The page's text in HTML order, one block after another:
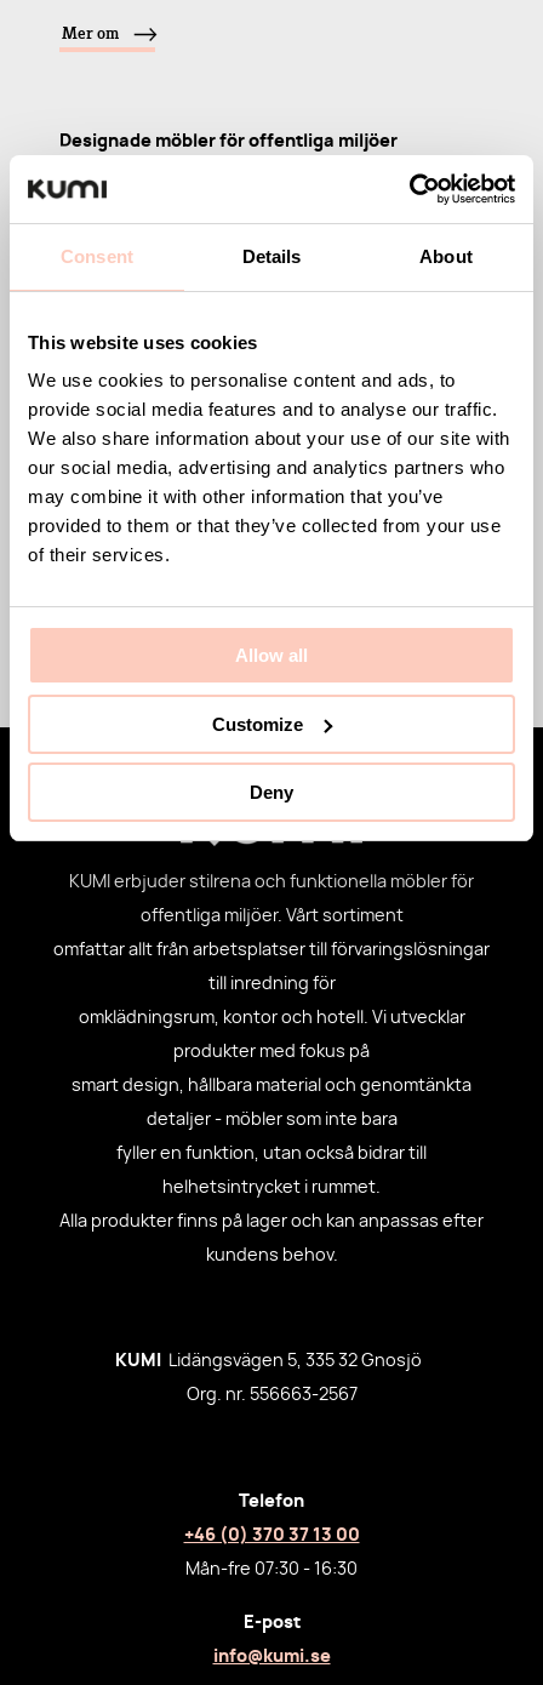
Consent Details About
This website uses cookies
We use cookies to personalise content and ads, to
provide social media features and to analyse our traffic.
We also share information about your use of our site with
our social media, advertising and analytics partners who
may combine it with other information that you’ve
provided to them or that they’ve collected from your use
of their services.
Allow all
Customize
Deny
Mer om
Designade möbler för offentliga miljöer
Kumi erbjuder stilrena och funktionella möbler för
kontor, hotell, restauranger, sporthallar och andra
har även serien Plain med stilrena sko- och
hatthyllor samt serien Straw som innehåller
designade pallar.
Med fokus på smart design, hållbara material och
genomtänkta detaljer skapar vi möbler som inte
bara är funktionella utan också en del av
inredningen.
KUMI erbjuder stilrena och funktionella möbler för
offentliga miljöer. Vårt sortiment
omfattar allt från arbetsplatser till förvaringslösningar
till inredning för
omklädningsrum, kontor och hotell. Vi utvecklar
produkter med fokus på
smart design, hållbara material och genomtänkta
detaljer - möbler som inte bara
fyller en funktion, utan också bidrar till
helhetsintrycket i rummet.
Alla produkter finns på lager och kan anpassas efter
kundens behov.
KUMI
Lidängsvägen 5, 335 32 Gnosjö
Org. nr. 556663-2567
Telefon
+46 (0) 370 37 13 00
Mån-fre 07:30 - 16:30
E-post
info@kumi.se